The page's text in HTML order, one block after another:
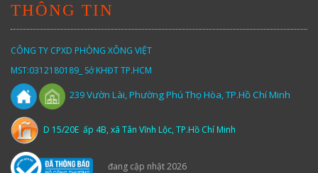
THÔNG TIN
CÔNG TY CPXD PHÒNG XÔNG VIỆT
MST:0312180189_ Sở KHĐT TP.HCM
239Vườn Lài,Phường Phú Thọ Hòa, TP.Hồ Chí Minh
D 15/20E ấp 4B, xã Tân Vĩnh Lộc, TP.Hồ Chí Minh
đang cập nhật 2026